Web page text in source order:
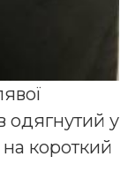
одягнутий у
короткий